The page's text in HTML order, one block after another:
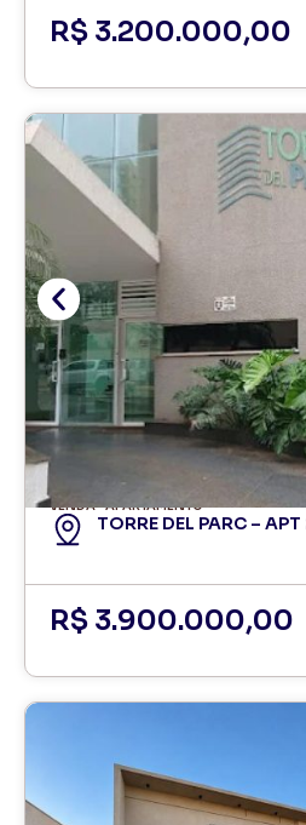
R$ 3.200.000,00
VENDA APARTAMENTO
TORRE DEL PARC –
R$ 3.900.000,00